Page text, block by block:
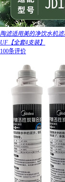
陶滤适用美的净饮水机
UF【全套4支装】
100条评价